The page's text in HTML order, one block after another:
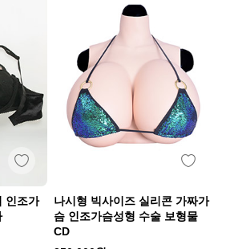
인조가
나시형 빅사이즈 실리콘 가짜가
슴 인조가슴성형 수술 보형물
CD